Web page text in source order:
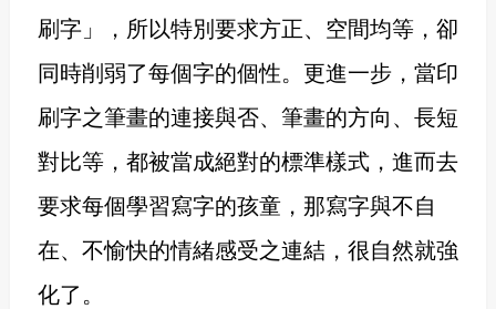
刷字」，所以特別要求方正、空間均等，卻
同時削弱了每個字的個性。更進一步，當印
刷字之筆畫的連接與否、筆畫的方向、長短
對比等，都被當成絕對的標準樣式，進而去
要求每個學習寫字的孩童，那寫字與不自
在、不愉快的情緒感受之連結，很自然就強
化了。